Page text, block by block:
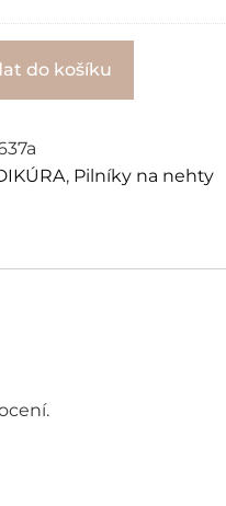
do košíku
, Pilníky na nehty